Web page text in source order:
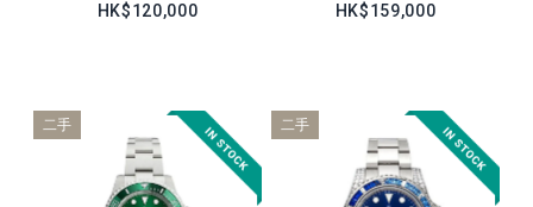
HK$120,000 HK$159,000
二手 二手